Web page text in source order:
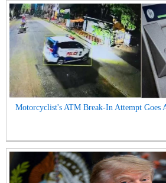
Motorcyclist's ATM Break-In Attempt Goes